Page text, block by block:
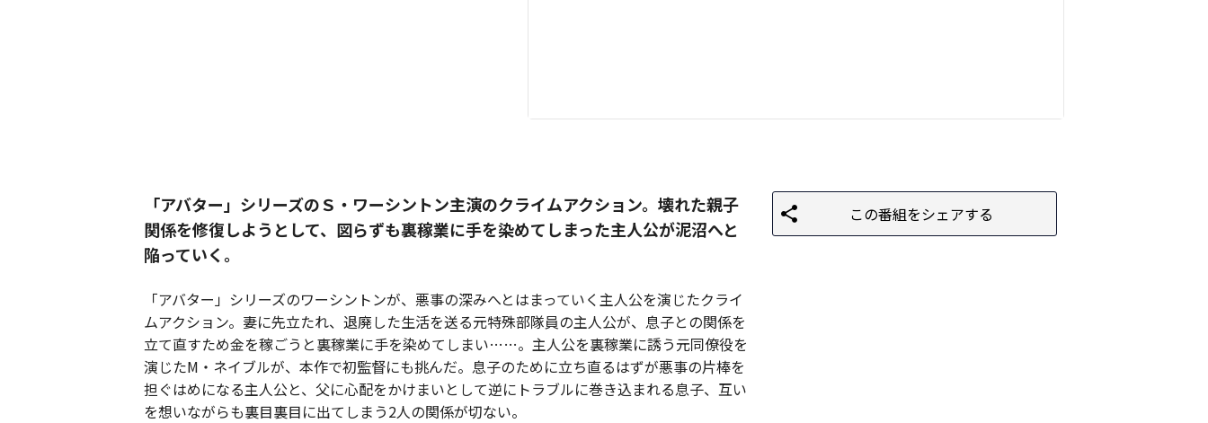
「アバター」シリーズのＳ・ワーシントン主演のクライムアクション。壊れた親子
関係を修復しようとして、図らずも裏稼業に手を染めてしまった主人公が泥沼へと
陥っていく。
「アバター」シリーズのワーシントンが、悪事の深みへとはまっていく主人公を演じたクライ
ムアクション。妻に先立たれ、退廃した生活を送る元特殊部隊員の主人公が、息子との関係を
立て直すため金を稼ごうと裏稼業に手を染めてしまい……。主人公を裏稼業に誘う元同僚役を
演じたM・ネイブルが、本作で初監督にも挑んだ。息子のために立ち直るはずが悪事の片棒を
担ぐはめになる主人公と、父に心配をかけまいとして逆にトラブルに巻き込まれる息子、互い
を想いながらも裏目裏目に出てしまう2人の関係が切ない。
この番組をシェアする